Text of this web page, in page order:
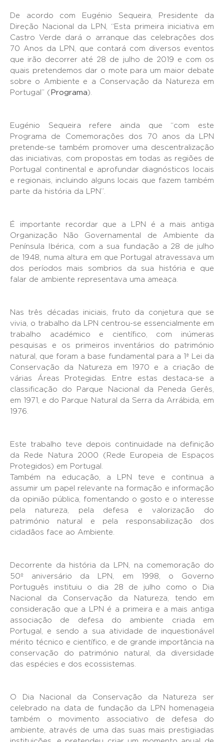
De acordo com Eugénio Sequeira, Presidente da
Direção Nacional da LPN, “Esta primeira iniciativa em
Castro Verde dará o arranque das celebrações dos
70 Anos da LPN, que contará com diversos eventos
que irão decorrer até 28 de julho de 2019 e com os
quais pretendemos dar o mote para um maior debate
sobre o Ambiente e a Conservação da Natureza em
Portugal” ( Programa).
Eugénio Sequeira refere ainda que “com este
Programa de Comemorações dos 70 anos da LPN
pretende-se também promover uma descentralização
das iniciativas, com propostas em todas as regiões de
Portugal continental e aprofundar diagnósticos locais
e regionais, incluindo alguns locais que fazem também
parte da história da LPN”.
É importante recordar que a LPN é a mais antiga
Organização Não Governamental de Ambiente da
Península Ibérica, com a sua fundação a 28 de julho
de 1948, numa altura em que Portugal atravessava um
dos períodos mais sombrios da sua história e que
falar de ambiente representava uma ameaça.
Nas três décadas iniciais, fruto da conjetura que se
vivia, o trabalho da LPN centrou-se essencialmente em
trabalho académico e científico, com inúmeras
pesquisas e os primeiros inventários do património
natural, que foram a base fundamental para a 1ª Lei da
Conservação da Natureza em 1970 e a criação de
várias Áreas Protegidas. Entre estas destaca-se a
classificação do Parque Nacional da Peneda Gerês,
em 1971, e do Parque Natural da Serra da Arrábida, em
1976.
Este trabalho teve depois continuidade na definição
da Rede Natura 2000 (Rede Europeia de Espaços
Protegidos) em Portugal.
Também na educação, a LPN teve e continua a
assumir um papel relevante na formação e informação
da opinião pública, fomentando o gosto e o interesse
pela natureza, pela defesa e valorização do
património natural e pela responsabilização dos
cidadãos face ao Ambiente.
Decorrente da história da LPN, na comemoração do
50º aniversário da LPN, em 1998, o Governo
Português instituiu o dia 28 de julho como o Dia
Nacional da Conservação da Natureza, tendo em
consideração que a LPN é a primeira e a mais antiga
associação de defesa do ambiente criada em
Portugal, e sendo a sua atividade de inquestionável
mérito técnico e científico, e de grande importância na
conservação do património natural, da diversidade
das espécies e dos ecossistemas.
O Dia Nacional da Conservação da Natureza ser
celebrado na data de fundação da LPN homenageia
também o movimento associativo de defesa do
ambiente, através de uma das suas mais prestigiadas